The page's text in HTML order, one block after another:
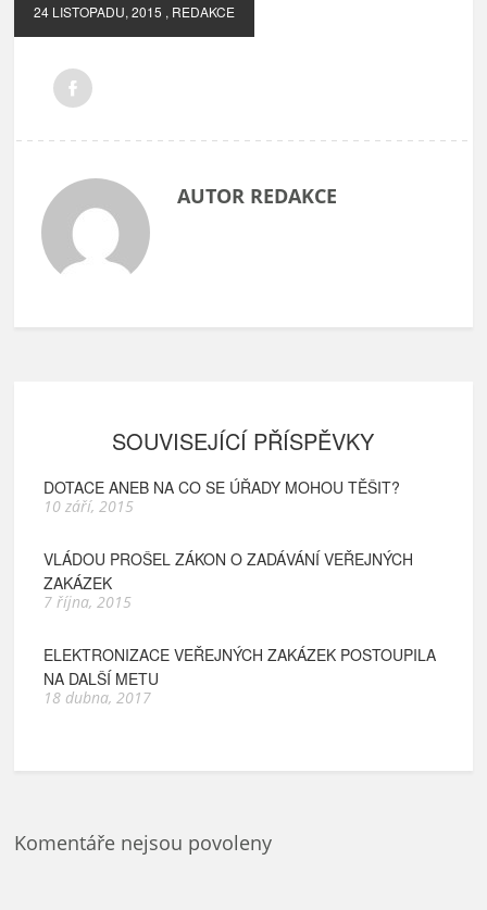
24 LISTOPADU, 2015 , REDAKCE
AUTOR REDAKCE
SOUVISEJÍCÍ PŘÍSPĚVKY
DOTACE ANEB NA CO SE ÚŘADY MOHOU TĚŠIT?
10 září, 2015
VLÁDOU PROŠEL ZÁKON O ZADÁVÁNÍ VEŘEJNÝCH
ZAKÁZEK
7 října, 2015
ELEKTRONIZACE VEŘEJNÝCH ZAKÁZEK POSTOUPILA
NA DALŠÍ METU
18 dubna, 2017
Komentáře nejsou povoleny